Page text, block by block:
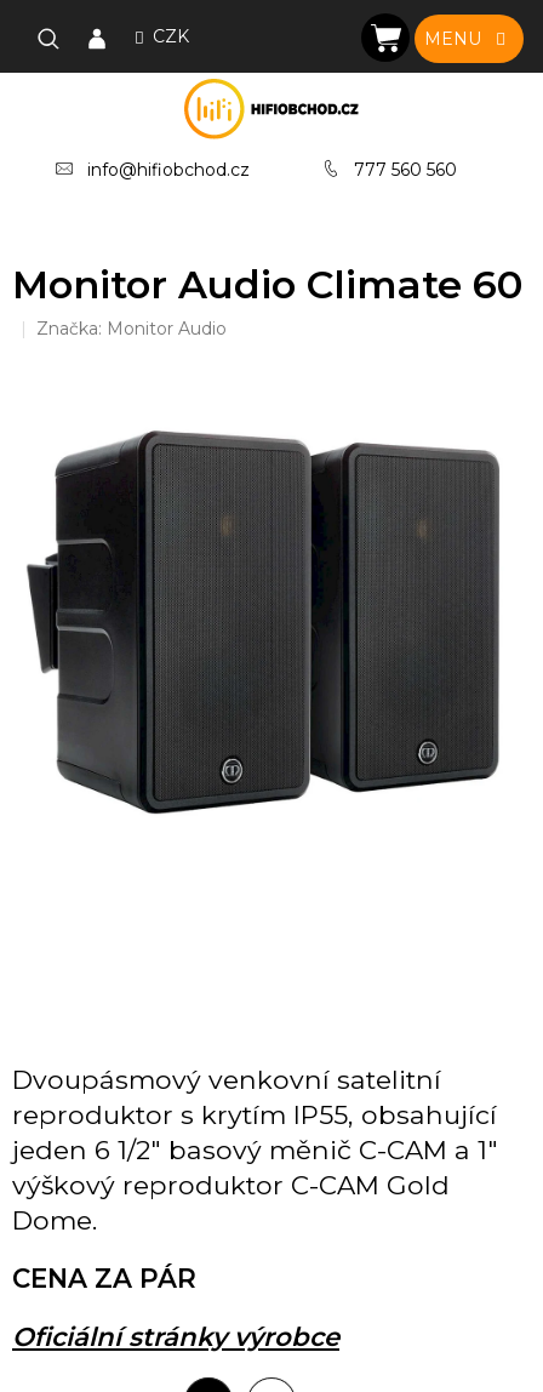
CZK
info@hifiobchod.cz 777 560 560
NÁKUPNÍ
KOŠÍK
Monitor Audio Climate 60
Značka: Monitor Audio
Dvoupásmový venkovní satelitní
reproduktor s krytím IP55, obsahující
jeden 6 1/2" basový měnič C-CAM a 1"
výškový reproduktor C-CAM Gold
Dome.
CENA ZA PÁR
Oficiální stránky výrobce